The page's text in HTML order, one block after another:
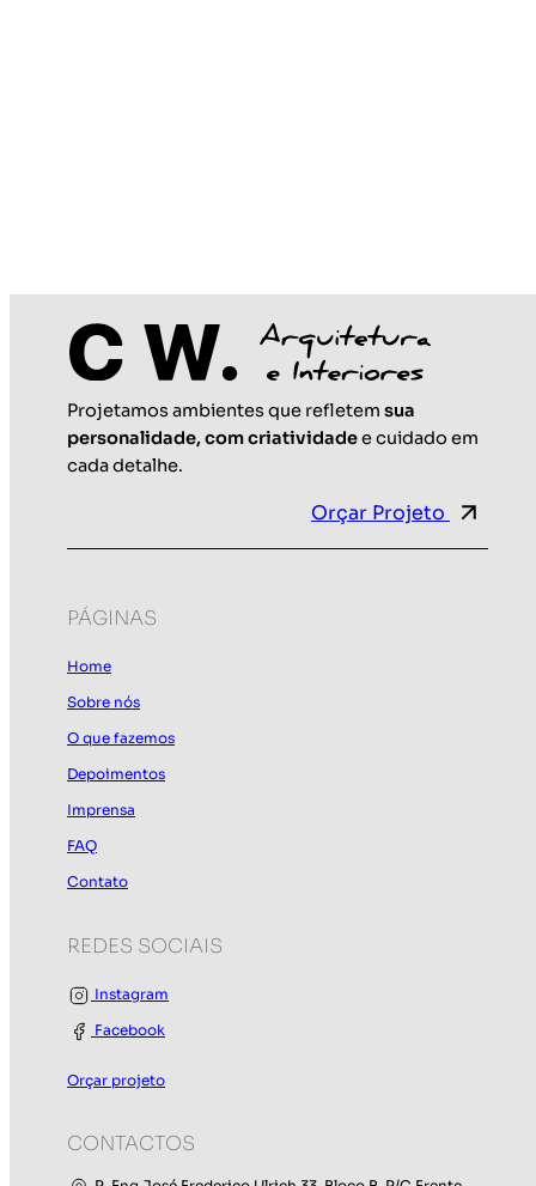
Maio 25, 2026
Projetamos ambientes que refletem sua
personalidade, com criatividadee cuidado em
cada detalhe.
Orçar Projeto
PÁGINAS
Home
Sobre nós
O que fazemos
Depoimentos
Imprensa
FAQ
Contato
REDES SOCIAIS
Instagram
Facebook
Orçar projeto
CONTACTOS